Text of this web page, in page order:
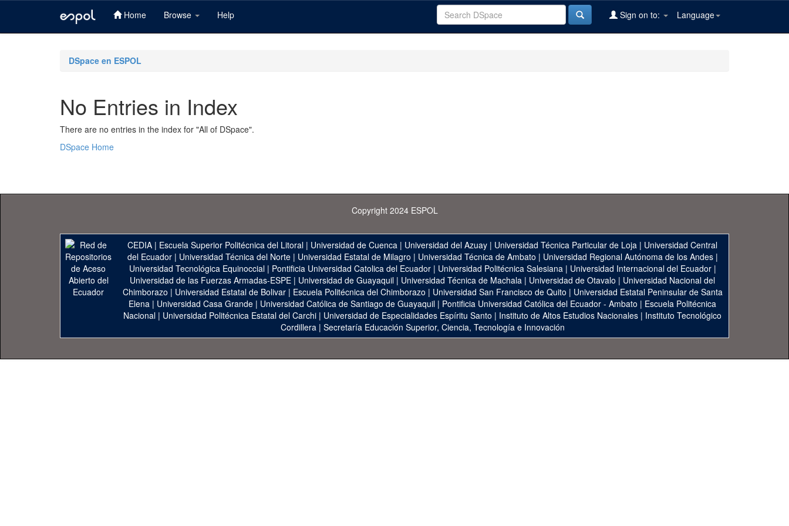
Home Browse Help Language
Sign on to:
DSpace en ESPOL
No Entries in Index
There are no entries in the index for "All of DSpace".
DSpace Home
Copyright 2024 ESPOL
CEDIA | Escuela Superior Politécnica del Litoral | Universidad de Cuenca | Universidad del Azuay | Universidad Técnica Particular de Loja | Universidad Central
del Ecuador| Universidad Técnica del Norte| Universidad Estatal de Milagro | Universidad Técnica de Ambato | Universidad Regional Autónoma de los Andes|
Universidad Tecnológica Equinoccial| Pontificia Universidad Catolica del Ecuador| Universidad Politécnica Salesiana| Universidad Internacional del Ecuador|
Universidad de las Fuerzas Armadas-ESPE | Universidad de Guayaquil | Universidad Técnica de Machala | Universidad de Otavalo | Universidad Nacional del
Chimborazo | Universidad Estatal de Bolivar| Escuela Politécnica del Chimborazo | Universidad San Francisco de Quito | Universidad Estatal Peninsular de Santa
Elena | Universidad Casa Grande | Universidad Católica de Santiago de Guayaquil | Pontificia Universidad Católica del Ecuador - Ambato | Escuela Politécnica
Nacional | Universidad Politécnica Estatal del Carchi | Universidad de Especialidades Espíritu Santo | Instituto de Altos Estudios Nacionales | Instituto Tecnológico
Cordillera| Secretaría Educación Superior, Ciencia, Tecnología e Innovación